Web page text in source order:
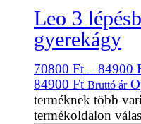
Leo 3
gyerekágy
70800 Ft – 84900
84900 Ft Bruttó ár
terméknek több
termékoldalon